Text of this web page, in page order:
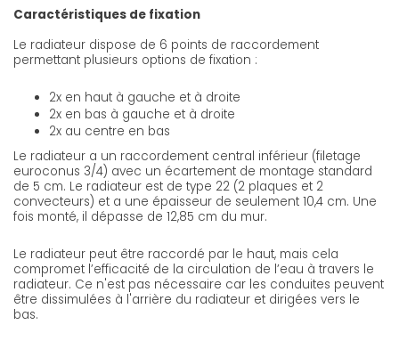
Caractéristiques de fixation
Le radiateur dispose de 6 points de raccordement
permettant plusieurs options de fixation :
2x en haut à gauche et à droite
2x en bas à gauche et à droite
2x au centre en bas
Le radiateur a un raccordement central inférieur (filetage
euroconus 3/4) avec un écartement de montage standard
de 5 cm. Le radiateur est de type 22 (2 plaques et 2
convecteurs) et a une épaisseur de seulement 10,4 cm. Une
fois monté, il dépasse de 12,85 cm du mur.
Le radiateur peut être raccordé par le haut, mais cela
compromet l’efficacité de la circulation de l’eau à travers le
radiateur. Ce n'est pas nécessaire car les conduites peuvent
être dissimulées à l'arrière du radiateur et dirigées vers le
bas.